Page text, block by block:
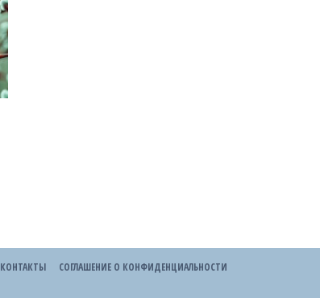
КОНТАКТЫ СОГЛАШЕНИЕ О КОНФИДЕНЦИАЛЬНОСТИ